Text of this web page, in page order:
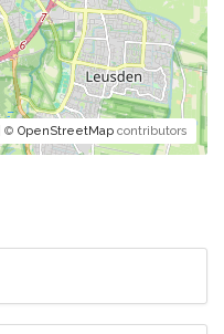
| © OpenStreetMap contributors